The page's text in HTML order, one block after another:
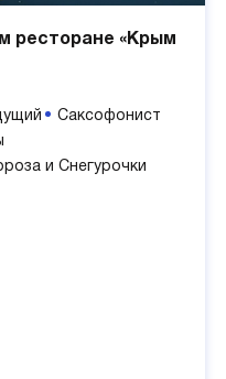
ресторане «Крым
Саксофонист
и Снегурочки